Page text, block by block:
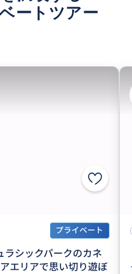
ートツアー
プライベート
ラシックパークのカネ
エリアで思い切り遊ぼ